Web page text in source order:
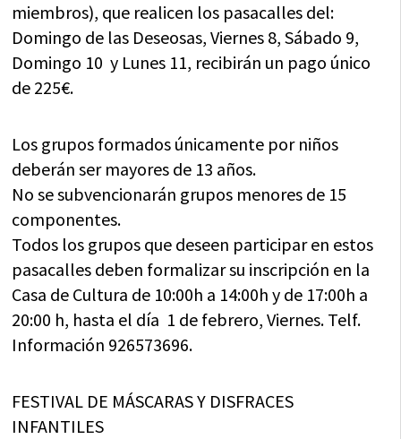
miembros), que realicen los pasacalles del:
Domingo de las Deseosas, Viernes 8, Sábado 9,
Domingo 10 y Lunes 11, recibirán un pago único
de 225€.
Los grupos formados únicamente por niños
deberán ser mayores de 13 años.
No se subvencionarán grupos menores de 15
componentes.
Todos los grupos que deseen participar en estos
pasacalles deben formalizar su inscripción en la
Casa de Cultura de 10:00h a 14:00h y de 17:00h a
20:00 h, hasta el día 1 de febrero, Viernes. Telf.
Información 926573696.
FESTIVAL DE MÁSCARAS Y DISFRACES
INFANTILES